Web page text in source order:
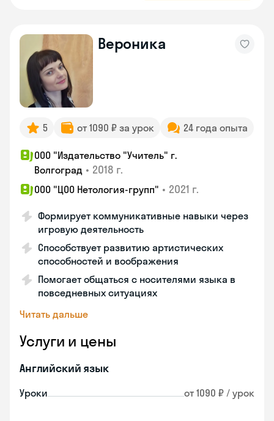
Вероника
5 от 1090 ₽ за урок 24 года опыта
ООО "Издательство "Учитель" г.
Волгоград • 2018 г.
ООО "ЦОО Нетология-групп" • 2021 г.
Формирует коммуникативные навыки через
игровую деятельность
Способствует развитию артистических
способностей и воображения
Помогает общаться с носителями языка в
повседневных ситуациях
Читать дальше
Услуги и цены
Английский язык
Уроки от 1090 ₽ / урок